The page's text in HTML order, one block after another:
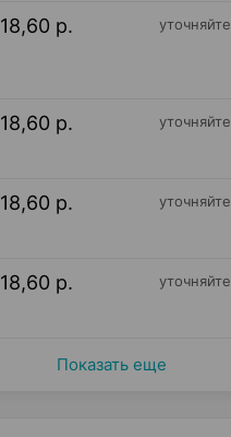
18,60 р. уточняйте
18,60 р. уточняйте
18,60 р. уточняйте
18,60 р. уточняйте
Показать еще